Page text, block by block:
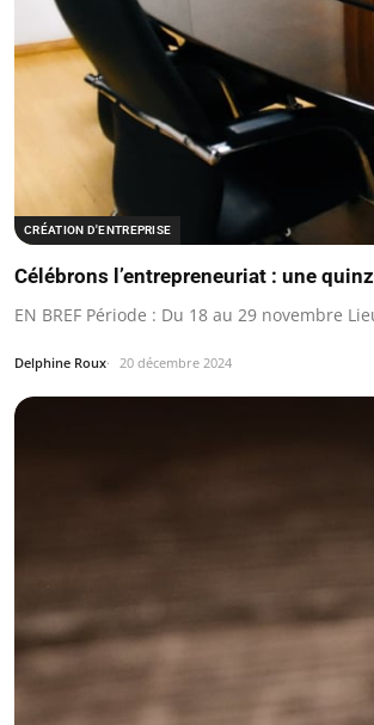
CRÉATION D'ENTREPRISE
Célébrons l’entrepreneuriat : une
EN BREF Période : Du 18 au 29 novembre
Delphine Roux 20 décembre 2024